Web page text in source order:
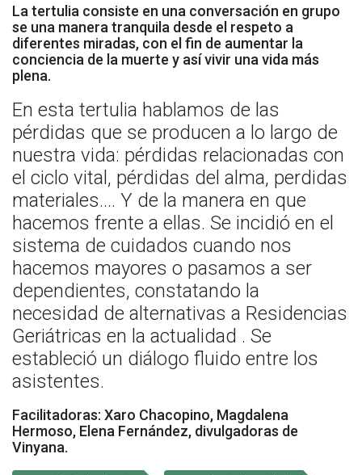
Socios Colaboradores
Colaboramos con
Nuestra propuesta de formación
Realizadas
Acompañamiento
Noticias
Vídeos
Contacto
Cómo Colaborar
La tertulia consiste en una conversación en grupo
se una manera tranquila desde el respeto a
diferentes miradas, con el fin de aumentar la
conciencia de la muerte y así vivir una vida más
plena.
En esta tertulia hablamos de las
pérdidas que se producen a lo largo de
nuestra vida: pérdidas relacionadas con
el ciclo vital, pérdidas del alma, perdidas
materiales…. Y de la manera en que
hacemos frente a ellas. Se incidió en el
sistema de cuidados cuando nos
hacemos mayores o pasamos a ser
dependientes, constatando la
necesidad de alternativas a Residencias
Geriátricas en la actualidad . Se
estableció un diálogo fluido entre los
asistentes.
Facilitadoras: Xaro Chacopino, Magdalena
Hermoso, Elena Fernández, divulgadoras de
Vinyana.